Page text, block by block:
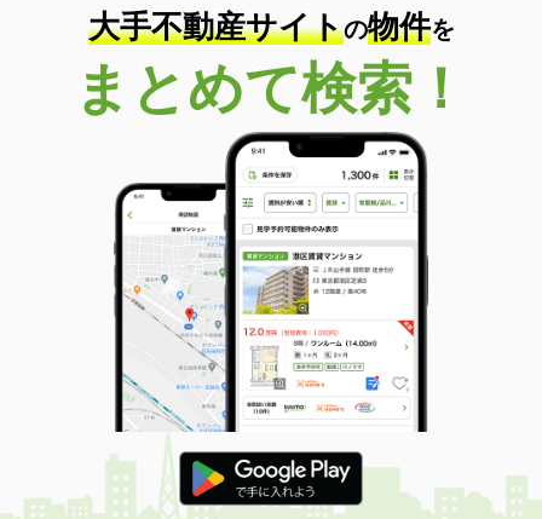
大手不動産サイトの物件を
まとめて検索！